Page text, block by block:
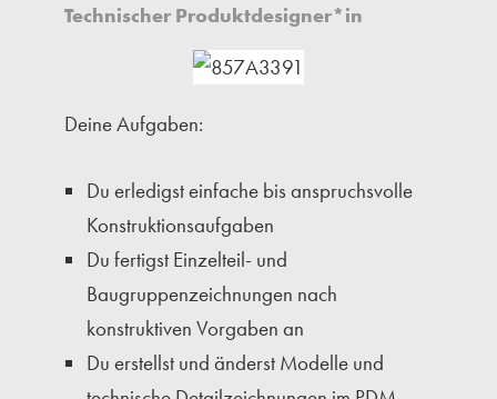
Technischer Produktdesigner*in
Deine Aufgaben:
Du erledigst einfache bis anspruchsvolle
Konstruktionsaufgaben
Du fertigst Einzelteil- und
Baugruppenzeichnungen nach
konstruktiven Vorgaben an
Du erstellst und änderst Modelle und